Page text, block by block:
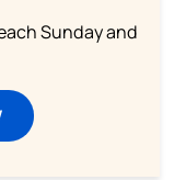
Sunday and